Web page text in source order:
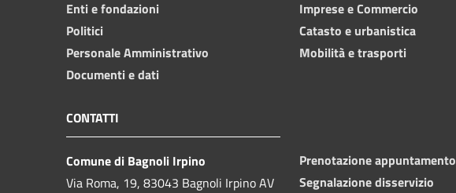
Enti e fondazioni
Politici
Personale Amministrativo
Documenti e dati
Imprese e Commercio
Catasto e urbanistica
Mobilità e trasporti
CONTATTI
Comune di Bagnoli Irpino
Via Roma, 19, 83043 Bagnoli Irpino AV
Prenotazione appuntamento
Segnalazione disservizio